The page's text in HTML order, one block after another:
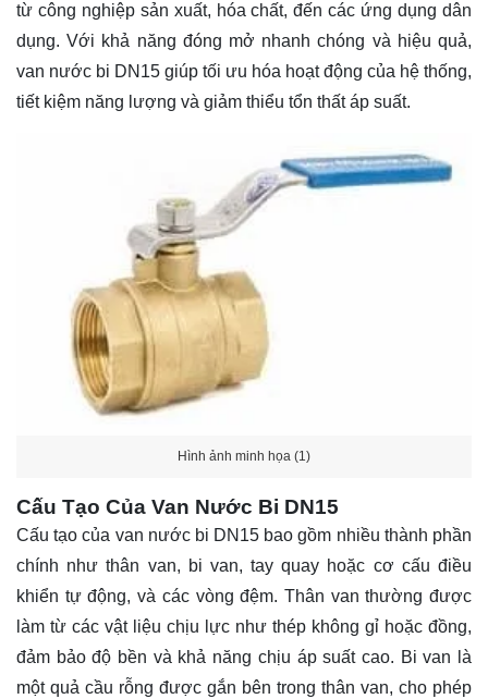
từ công nghiệp sản xuất, hóa chất, đến các ứng dụng dân
dụng. Với khả năng đóng mở nhanh chóng và hiệu quả,
van nước bi DN15 giúp tối ưu hóa hoạt động của hệ thống,
tiết kiệm năng lượng và giảm thiểu tổn thất áp suất.
Hình ảnh minh họa (1)
Cấu Tạo Của Van Nước Bi DN15
Cấu tạo của van nước bi DN15 bao gồm nhiều thành phần
chính như thân van, bi van, tay quay hoặc cơ cấu điều
khiển tự động, và các vòng đệm. Thân van thường được
làm từ các vật liệu chịu lực như thép không gỉ hoặc đồng,
đảm bảo độ bền và khả năng chịu áp suất cao. Bi van là
một quả cầu rỗng được gắn bên trong thân van, cho phép